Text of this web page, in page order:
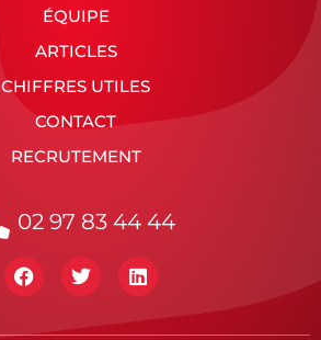
ÉQUIPE
ARTICLES
CHIFFRES UTILES
CONTACT
RECRUTEMENT
02 97 83 44 44